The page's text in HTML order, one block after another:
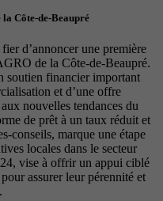
Côte-de-Beaupré
d’annoncer une première
de la Côte-de-Beaupré.
soutien financier important
et d’une offre
nouvelles tendances du
de prêt à un taux réduit et
conseils, marque une étape
locales dans le secteur
vise à offrir un appui ciblé
assurer leur pérennité et